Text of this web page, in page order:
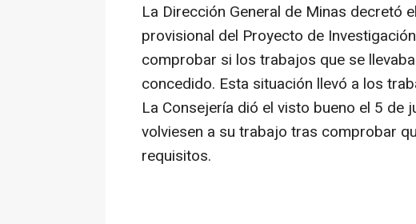
La Dirección General de Minas decretó
provisional del Proyecto de
comprobar si los trabajos que se
concedido. Esta situación llevó a los
La Consejería dió el visto bueno el 5
volviesen a su trabajo tras comprobar
requisitos.